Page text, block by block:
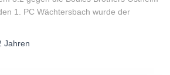
1. PC Wächtersbach wurde der
Jahren